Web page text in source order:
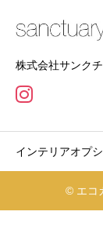
株式会社サンク
インテリアオプ
© エコ